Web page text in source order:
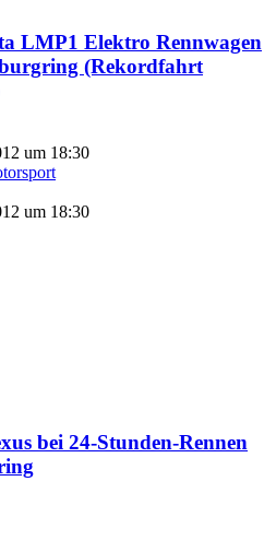
LMP1 Elektro Rennwagen
(Rekordfahrt
um 18:30
um 18:30
bei 24-Stunden-Rennen